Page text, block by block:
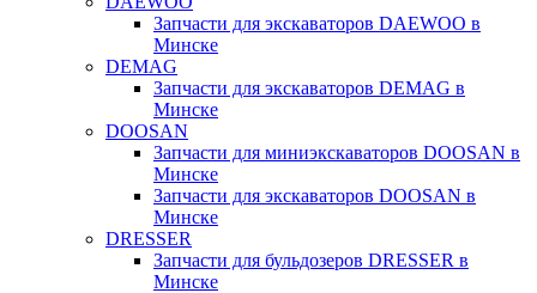
Запчасти для экскаваторов DAEWOO в
Минске
DEMAG
Запчасти для экскаваторов DEMAG в
Минске
DOOSAN
Запчасти для миниэкскаваторов DOOSAN в
Минске
Запчасти для экскаваторов DOOSAN в
Минске
DRESSER
Запчасти для бульдозеров DRESSER в
Минске